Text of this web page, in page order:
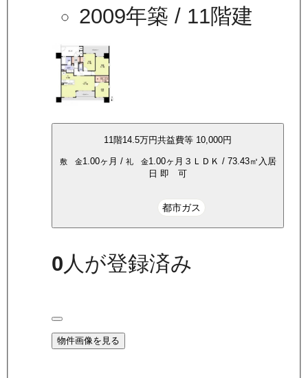
2009年築 / 11階建
11 階14.5万円共益費等 10,000円
敷 金1.00ヶ月 / 礼 金1.00ヶ月 ３ＬＤＫ / 73.43㎡ 入居
日 即 可
都市ガス
0 人が登録済み
物件画像を見る